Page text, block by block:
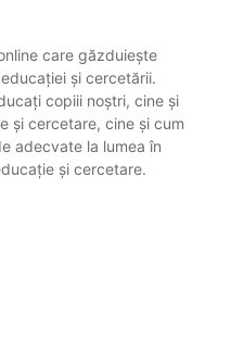
care găzduiește
și cercetării.
copiii noștri, cine și
și cercetare, cine și cum
adecvate la lumea în
și cercetare.